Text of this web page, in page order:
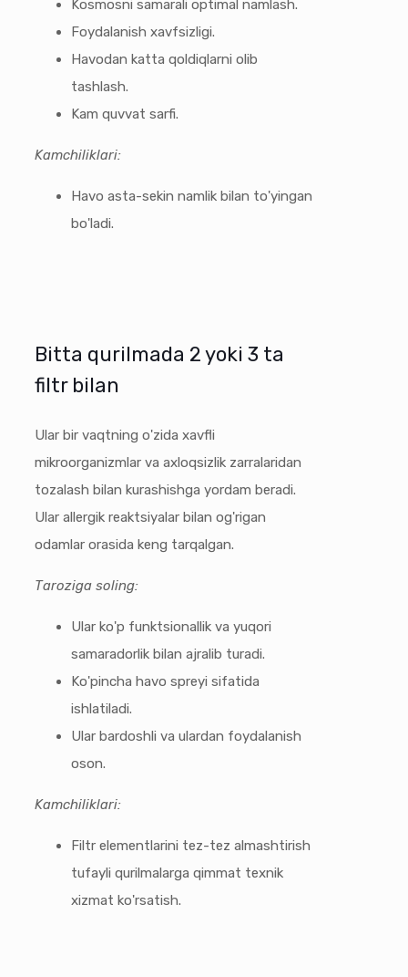
Kosmosni samarali optimal namlash.
Foydalanish xavfsizligi.
Havodan katta qoldiqlarni olib
tashlash.
Kam quvvat sarfi.
Kamchiliklari:
Havo asta-sekin namlik bilan to'yingan
bo'ladi.
Bitta qurilmada 2 yoki 3 ta
filtr bilan
Ular bir vaqtning o'zida xavfli
mikroorganizmlar va axloqsizlik zarralaridan
tozalash bilan kurashishga yordam beradi.
Ular allergik reaktsiyalar bilan og'rigan
odamlar orasida keng tarqalgan.
Taroziga soling:
Ular ko'p funktsionallik va yuqori
samaradorlik bilan ajralib turadi.
Ko'pincha havo spreyi sifatida
ishlatiladi.
Ular bardoshli va ulardan foydalanish
oson.
Kamchiliklari:
Filtr elementlarini tez-tez almashtirish
tufayli qurilmalarga qimmat texnik
xizmat ko'rsatish.